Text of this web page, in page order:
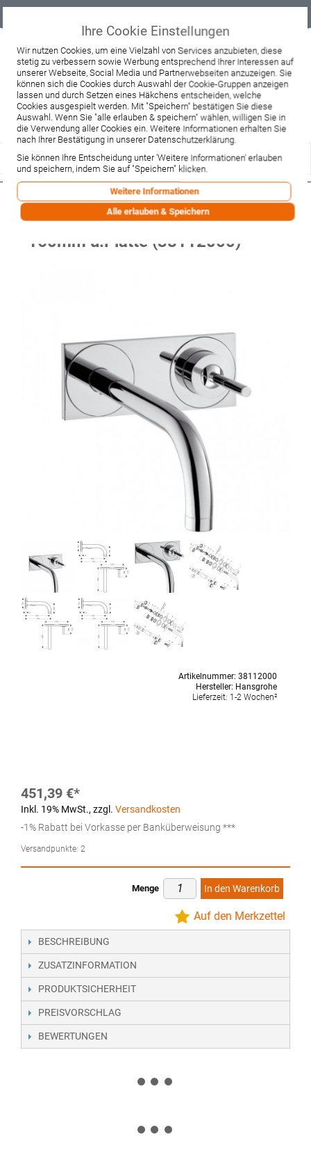
Beratung & Verkauf
+49 37467 66944
Montag - Freitag:
10:00 - 12:00 Uhr
13:00 - 16:00 Uhr
Samstag:
9:00 - 12:00 Uhr
Lieferzeitanfrage Widerruf
Hansgrohe Waschtischmischer UP
Axor Uno chrom mit Auslauf
160mm u.Platte (38112000)
Artikelnummer: 38112000
Hersteller: Hansgrohe
Lieferzeit: 1-2 Wochen²
451,39 €
Inkl. 19% MwSt., zzgl. Versandkosten
-1% Rabatt bei Vorkasse per Banküberweisung ***
Versandpunkte: 2
Menge In den Warenkorb
Auf den Merkzettel
BESCHREIBUNG
ZUSATZINFORMATION
PRODUKTSICHERHEIT
PREISVORSCHLAG
BEWERTUNGEN
Ihre Cookie Einstellungen
Wir nutzen Cookies, um eine Vielzahl von Services anzubieten, diese
stetig zu verbessern sowie Werbung entsprechend Ihrer Interessen auf
unserer Webseite, Social Media und Partnerwebseiten anzuzeigen. Sie
können sich die Cookies durch Auswahl der Cookie-Gruppen anzeigen
lassen und durch Setzen eines Häkchens entscheiden, welche
Cookies ausgespielt werden. Mit "Speichern" bestätigen Sie diese
Auswahl. Wenn Sie "alle erlauben & speichern" wählen, willigen Sie in
die Verwendung aller Cookies ein. Weitere Informationen erhalten Sie
nach Ihrer Bestätigung in unserer Datenschutzerklärung.
Sie können Ihre Entscheidung unter 'Weitere Informationen' erlauben
und speichern, indem Sie auf "Speichern" klicken.
Weitere Informationen
Alle erlauben & Speichern